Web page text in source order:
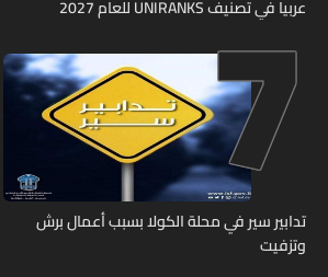
عربيا في تصنيف UNIRANKS للعام 2027
7
تدابير سير في محلة الكولا بسبب أعمال برش
وتزفيت